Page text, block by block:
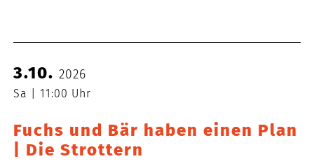
3.10.2026
Sa 11:00 Uhr
Fuchs und Bär haben einen Plan
| Die Strottern